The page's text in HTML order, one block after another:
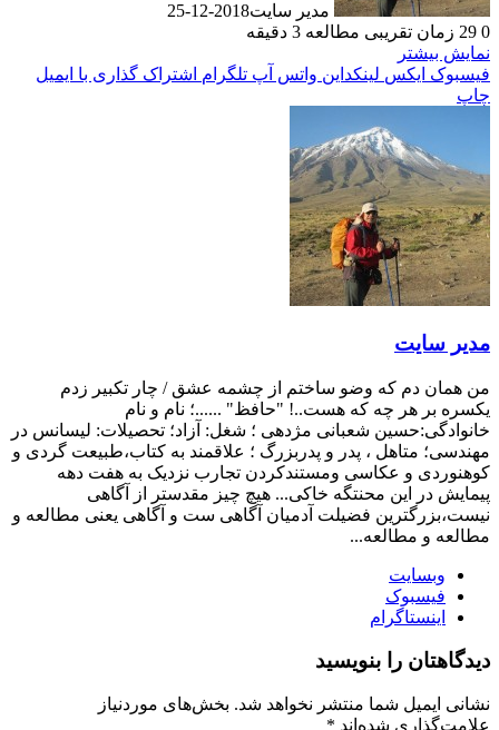
مدیر سایت2018-12-25
0
زمان تقریبی مطالعه 3 دقیقه
نمایش بیشتر
فیسبوک ایکس لینکداین واتس آپ تلگرام اشتراک گذاری با ایمیل
چاپ
مدیر سایت
من همان دم که وضو ساختم از چشمه عشق / چار تکبیر زدم
یکسره بر هر چه که هست..! "حافظ" ......؛ نام و نام
خانوادگی:حسین شعبانی مژدهی ؛ شغل: آزاد؛ تحصیلات: لیسانس در
مهندسی؛ متاهل ، پدر و پدربزرگ ؛ علاقمند به کتاب،طبیعت گردی و
کوهنوردی و عکاسی ومستندکردن تجارب نزدیک به هفت دهه
پیمایش در این محنتگه خاکی... هیچ چیز مقدستر از آگاهی
نیست،بزرگترین فضیلت آدمیان آگاهی ست و آگاهی یعنی مطالعه و
مطالعه و مطالعه...
وبسایت
فیسبوک
اینستاگرام
دیدگاهتان را بنویسید
نشانی ایمیل شما منتشر نخواهد شد. بخش‌های موردنیاز
علامت‌گذاری شده‌اند *